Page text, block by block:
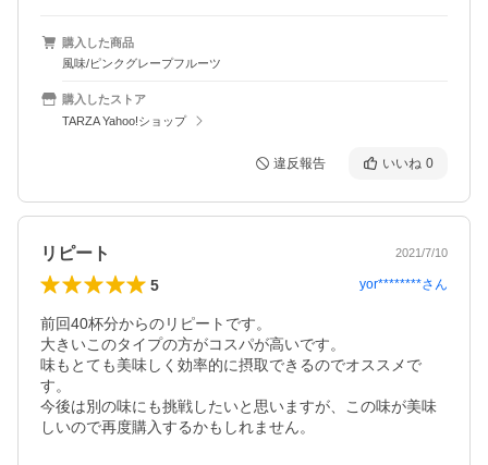
購入した商品
風味/ピンクグレープフルーツ
購入したストア
TARZA Yahoo!ショップ
違反報告 いいね 0
リピート 2021/7/10
5 yor********さん
前回40杯分からのリピートです。
大きいこのタイプの方がコスパが高いです。
味もとても美味しく効率的に摂取できるのでオススメで
す。
今後は別の味にも挑戦したいと思いますが、この味が美味
しいので再度購入するかもしれません。